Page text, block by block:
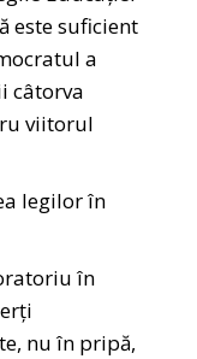
este suficient
a
câtorva
viitorul
legilor în
în
nu în pripă,